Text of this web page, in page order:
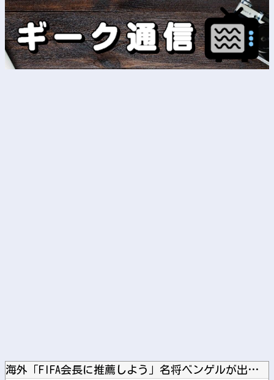
海外「FIFA会長に推薦しよう」名将ベンゲルが出したインファ...